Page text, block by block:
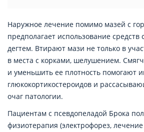
Наружное лечение помимо мазей с
предполагает использование
дегтем. Втирают мази не только в
в места с корками, шелушением.
и уменьшить ее плотность помогают
глюкокортикостероидов и
очаг патологии.
Пациентам с псевдопеладой Брока
физиотерапия (электрофорез,